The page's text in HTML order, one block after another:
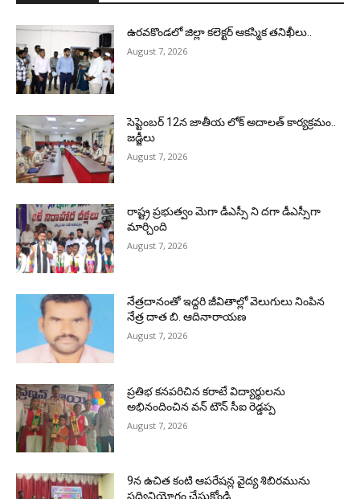
ఉరవకొండలో జిల్లా కలెక్టర్ ఆకస్మిక తనిఖీలు..
August 7, 2026
సెప్టెంబర్ 12న జాతీయ లోక్ అదాలత్ కార్యక్రమం..
జడ్జీలు
August 7, 2026
రాష్ట్ర ప్రభుత్వం మెగా డీఎస్సీ ని దగా డీఎస్సీగా
మార్చింది
August 7, 2026
నేత్రదానంతో ఇద్దరి జీవితాల్లో వెలుగులు నింపిన
నేత్ర దాత బి. ఆదినారాయణ
August 7, 2026
ప్రతిభ కనపరిచిన కరాటే విద్యార్థులను
అభినందించిన వన్ టౌన్ సీఐ రెడ్డప్ప
August 7, 2026
9న ఉచిత కంటి ఆపరేషన్ల వైద్య శిబిరమును
సద్వినియోగం చేసుకోండి..